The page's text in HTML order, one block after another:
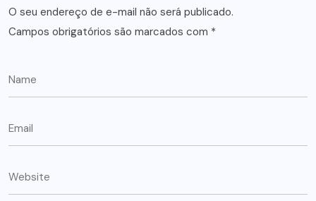
O seu endereço de e-mail não será publicado.
Campos obrigatórios são marcados com *